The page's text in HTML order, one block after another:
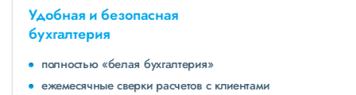
Удобная и безопасная
бухгалтерия
полностью «белая бухгалтерия»
ежемесячные сверки расчетов с клиентами